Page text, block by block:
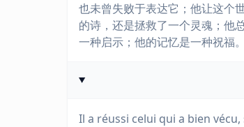
也未曾失败于表达它；他让这个
的诗，还是拯救了一个灵魂；他
一种启示；他的记忆是一种祝福。
Il a réussi celui qui a bien